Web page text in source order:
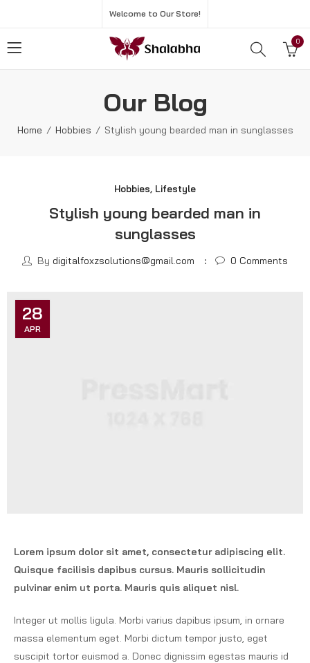
Welcome to Our Store!
0
Our Blog
Home Hobbies Stylish young bearded man in sunglasses
Hobbies, Lifestyle
Stylish young bearded man in
sunglasses
By digitalfoxzsolutions@gmail.com 0 Comments
28
APR
Lorem ipsum dolor sit amet, consectetur adipiscing elit.
Quisque facilisis dapibus cursus. Mauris sollicitudin
pulvinar enim ut porta. Mauris quis aliquet nisl.
Integer ut mollis ligula. Morbi varius dapibus ipsum, in ornare
massa elementum eget. Morbi dictum tempor justo, eget
suscipit tortor euismod a. Donec dignissim egestas mauris id